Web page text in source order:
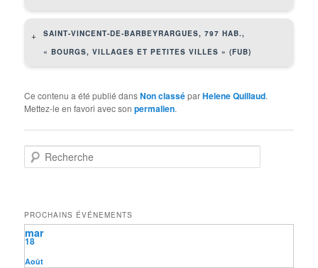
+
SAINT-VINCENT-DE-BARBEYRARGUES, 797 HAB.,
« BOURGS, VILLAGES ET PETITES VILLES » (FUB)
Ce contenu a été publié dansNon classéparHelene Quillaud.
Mettez-le en favori avec sonpermalien.
e
r
c
h
e
PROCHAINS ÉVÉNEMENTS
Août
18
mar